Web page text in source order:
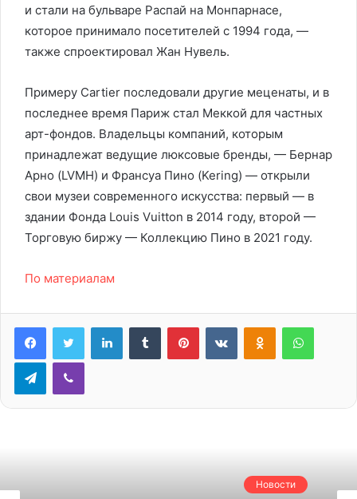
и стали на бульваре Распай на Монпарнасе,
которое принимало посетителей с 1994 года, —
также спроектировал Жан Нувель.
Примеру Cartier последовали другие меценаты, и в
последнее время Париж стал Меккой для частных
арт-фондов. Владельцы компаний, которым
принадлежат ведущие люксовые бренды, — Бернар
Арно (LVMH) и Франсуа Пино (Kering) — открыли
свои музеи современного искусства: первый — в
здании Фонда Louis Vuitton в 2014 году, второй —
Торговую биржу — Коллекцию Пино в 2021 году.
По материалам
LinkedInTumblr PinterestВконтактеОдноклассники
TelegramViber